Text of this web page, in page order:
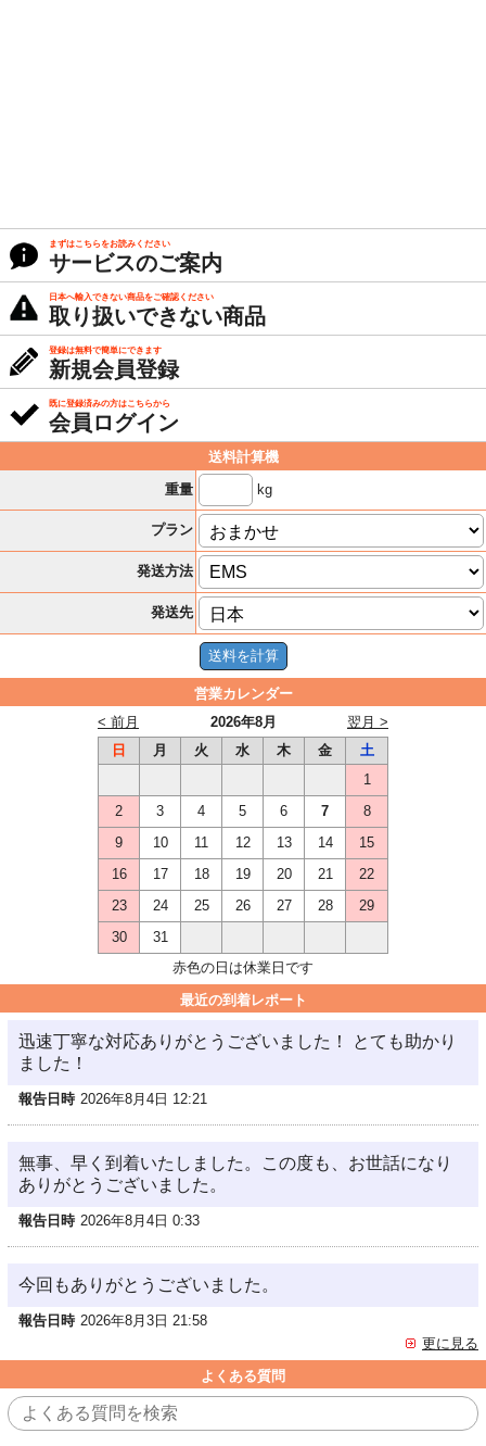
まずはこちらをお読みください
サービスのご案内
日本へ輸入できない商品をご確認ください
取り扱いできない商品
登録は無料で簡単にできます
新規会員登録
既に登録済みの方はこちらから
会員ログイン
送料計算機
重量
kg
プラン
発送方法
発送先
営業カレンダー
2026年8月
< 前月
翌月 >
日
月 火 水 木 金
土
1
2
3 4 5 6 7
8
9
10 11 12 13 14
15
16
17 18 19 20 21
22
23
24 25 26 27 28
29
30
31
赤色の日は休業日です
最近の到着レポート
迅速丁寧な対応ありがとうございました！ とても助かり
ました！
報告日時 2026年8月4日 12:21
無事、早く到着いたしました。この度も、お世話になり
ありがとうございました。
報告日時 2026年8月4日 0:33
今回もありがとうございました。
報告日時 2026年8月3日 21:58
更に見る
よくある質問